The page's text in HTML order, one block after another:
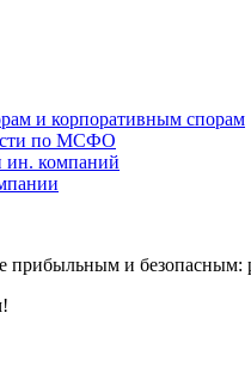
и корпоративным спорам
по МСФО
ин. компаний
прибыльным и безопасным: